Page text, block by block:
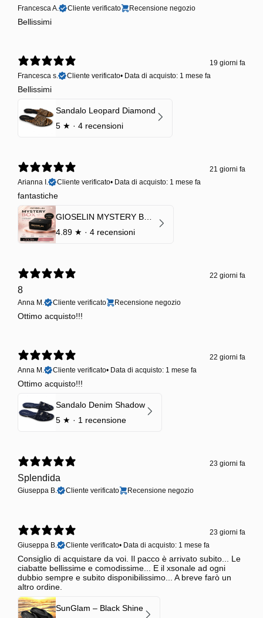
Francesca A. Cliente verificato Recensione negozio
Bellissimi
19 giorni fa
Francesca s.
Cliente verificato• Data di acquisto: 1 mese fa
Bellissimi
Sandalo Leopard Diamond
5 ★ · 4 recensioni
21 giorni fa
Arianna I.
Cliente verificato• Data di acquisto: 1 mese fa
fantastiche
GIOSELIN MYSTERY BOX | €24,99 → Valore garantito minimo €70
4.89 ★ · 4 recensioni
22 giorni fa
8
Anna M. Cliente verificato Recensione negozio
Ottimo acquisto!!!
22 giorni fa
Anna M.
Cliente verificato• Data di acquisto: 1 mese fa
Ottimo acquisto!!!
Sandalo Denim Shadow
5 ★ · 1 recensione
23 giorni fa
Splendida
Giuseppa B. Cliente verificato Recensione negozio
23 giorni fa
Giuseppa B.
Cliente verificato• Data di acquisto: 1 mese fa
Consiglio di acquistare da voi. Il pacco è arrivato subito... Le
ciabatte bellissime e comodissime... E il xsonale ad ogni
dubbio sempre e subito disponibilissimo... A breve farò un
altro ordine.
SunGlam – Black Shine